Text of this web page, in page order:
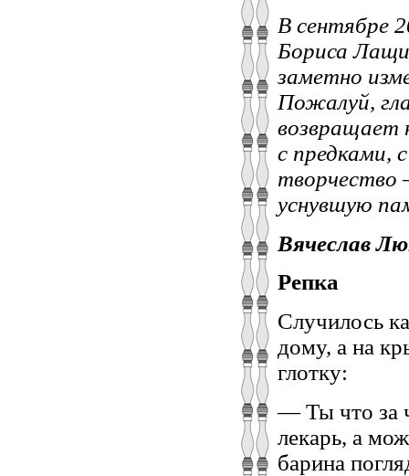
В сентябре
Бориса
заметно
Пожалуй,
возвращает
с предками,
творчество
уснувшую
Вячеслав
Репка
Случилось
дому, а на
глотку:
— Ты что за
лекарь, а
барина